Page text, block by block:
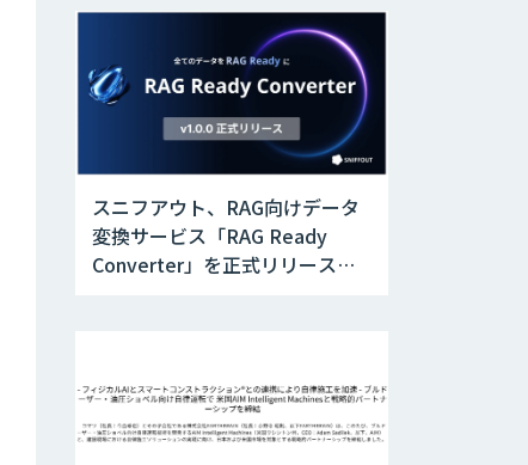
スニフアウト、RAG向けデータ
変換サービス「RAG Ready
Converter」を正式リリース。